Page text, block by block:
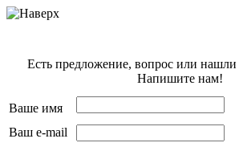
Есть предложение, вопрос или
Напишите нам!
Ваше имя
Ваш e-mail